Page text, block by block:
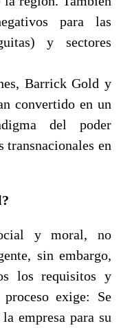
para las
y sectores
Barrick Gold y
convertido en un
del poder
transnacionales en
y moral, no
sin embargo,
los requisitos y
exige: Se
empresa para su